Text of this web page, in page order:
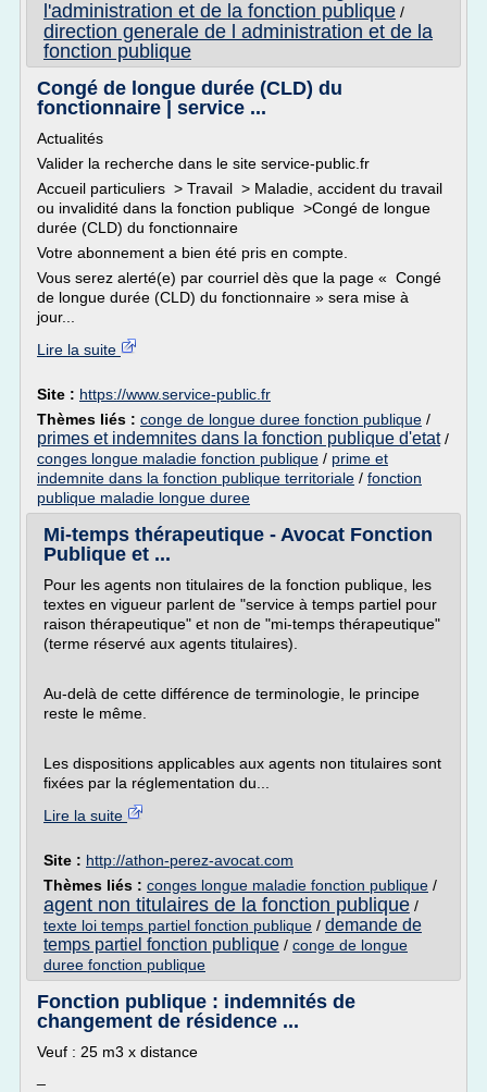
l'administration et de la fonction publique /
direction generale de l administration et de la
fonction publique
Congé de longue durée (CLD) du
fonctionnaire | service ...
Actualités
Valider la recherche dans le site service-public.fr
Accueil particuliers > Travail > Maladie, accident du travail
ou invalidité dans la fonction publique >Congé de longue
durée (CLD) du fonctionnaire
Votre abonnement a bien été pris en compte.
Vous serez alerté(e) par courriel dès que la page « Congé
de longue durée (CLD) du fonctionnaire » sera mise à
jour...
Lire la suite
Site : https://www.service-public.fr
Thèmes liés : conge de longue duree fonction publique /
primes et indemnites dans la fonction publique d'etat/
conges longue maladie fonction publique / prime et
indemnite dans la fonction publique territoriale / fonction
publique maladie longue duree
Mi-temps thérapeutique - Avocat Fonction
Publique et ...
Pour les agents non titulaires de la fonction publique, les
textes en vigueur parlent de "service à temps partiel pour
raison thérapeutique" et non de "mi-temps thérapeutique"
(terme réservé aux agents titulaires).
Au-delà de cette différence de terminologie, le principe
reste le même.
Les dispositions applicables aux agents non titulaires sont
fixées par la réglementation du...
Lire la suite
Site : http://athon-perez-avocat.com
Thèmes liés : conges longue maladie fonction publique /
agent non titulaires de la fonction publique /
texte loi temps partiel fonction publique / demande de
temps partiel fonction publique / conge de longue
duree fonction publique
Fonction publique : indemnités de
changement de résidence ...
Veuf : 25 m3 x distance